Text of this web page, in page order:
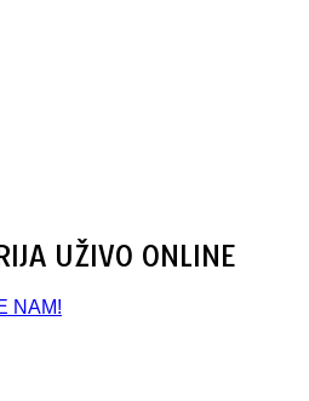
UŽIVO ONLINE
NAM!